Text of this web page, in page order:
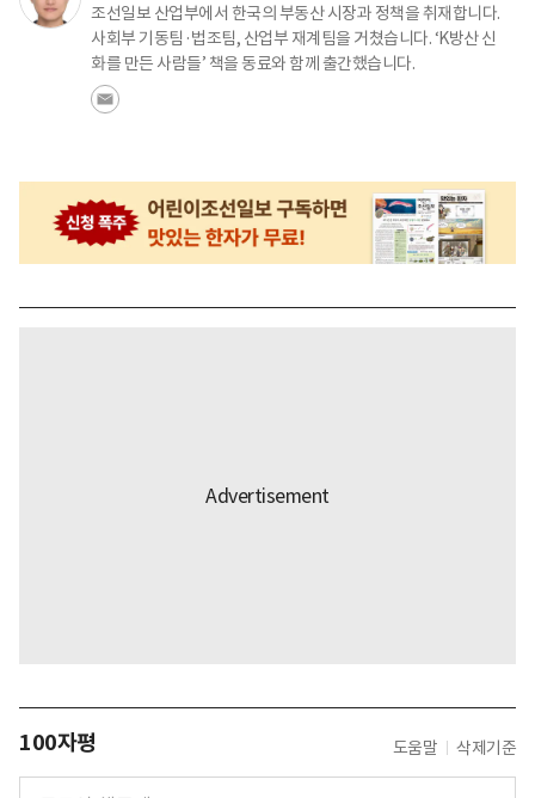
조선일보 산업부에서 한국의 부동산 시장과 정책을 취재합니다.
사회부 기동팀·법조팀, 산업부 재계팀을 거쳤습니다. ‘K방산 신
화를 만든 사람들’ 책을 동료와 함께 출간했습니다.
100자평 도움말 삭제기준